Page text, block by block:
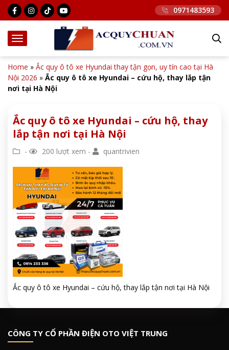
0971483593
Home » Ắc quy ô tô xe Hyundai thay tận gọn, uy tín cao tại Hà
Nội 2026 » Ắc quy ô tô xe Hyundai – cứu hộ, thay lắp tận
nơi tại Hà Nội
Ắc quy ô tô xe Hyundai – cứu hộ, thay
lắp tận nơi tại Hà Nội
- 200 lượt xem - quantrivien
Ắc quy ô tô xe Hyundai – cứu hộ, thay lắp tận nơi tại Hà Nội
CÔNG TY CỔ PHẦN ĐIỆN OTO VIỆT TRUNG